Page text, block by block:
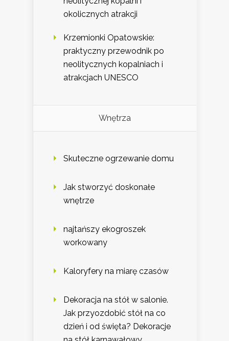
okolicznych atrakcji
Krzemionki Opatowskie:
praktyczny przewodnik po
neolitycznych kopalniach i
atrakcjach UNESCO
Wnętrza
Skuteczne ogrzewanie domu
Jak stworzyć doskonałe
wnętrze
najtańszy ekogroszek
workowany
Kaloryfery na miarę czasów
Dekoracja na stół w salonie.
Jak przyozdobić stół na co
dzień i od święta? Dekoracje